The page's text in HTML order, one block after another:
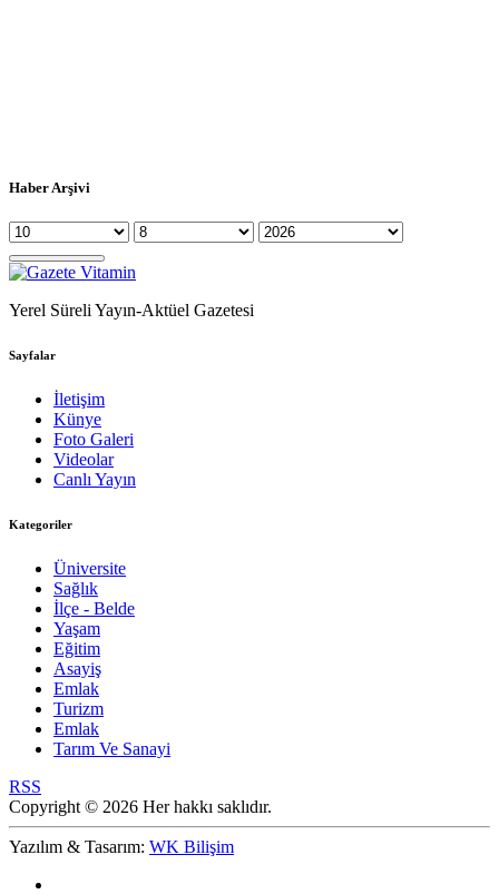
Haber Arşivi
Yerel Süreli Yayın-Aktüel Gazetesi
Sayfalar
İletişim
Künye
Foto Galeri
Videolar
Canlı Yayın
Kategoriler
Üniversite
Sağlık
İlçe - Belde
Yaşam
Eğitim
Asayiş
Emlak
Turizm
Emlak
Tarım Ve Sanayi
RSS
Copyright © 2026 Her hakkı saklıdır.
Yazılım & Tasarım: WK Bilişim